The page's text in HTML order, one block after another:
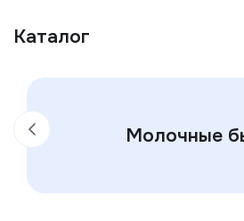
Каталог
Молочные